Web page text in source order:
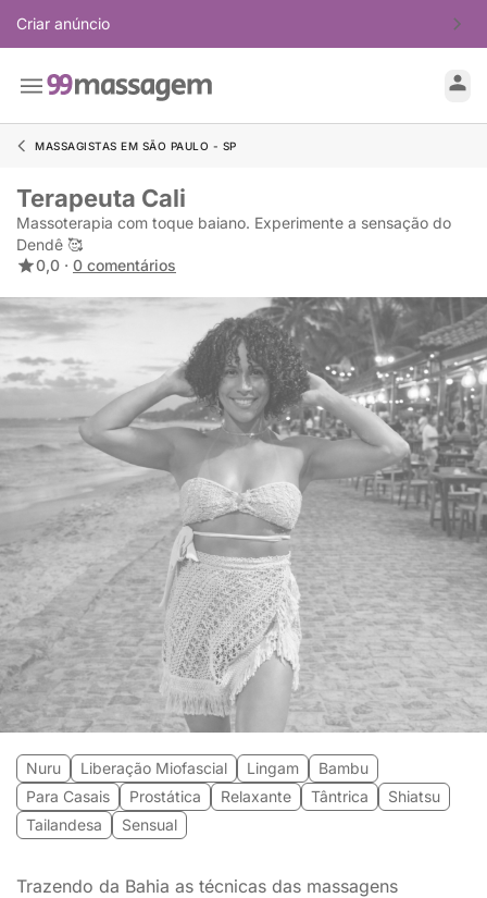
Criar anúncio
MASSAGISTAS EM SÃO PAULO - SP
Terapeuta Cali
Massoterapia com toque baiano. Experimente a sensação do
Dendê 🥰
0,0 · 0 comentários
Nuru Liberação Miofascial Lingam
Bambu
Para Casais
Prostática Relaxante Tântrica
Shiatsu
Tailandesa
Sensual
Trazendo da Bahia as técnicas das massagens